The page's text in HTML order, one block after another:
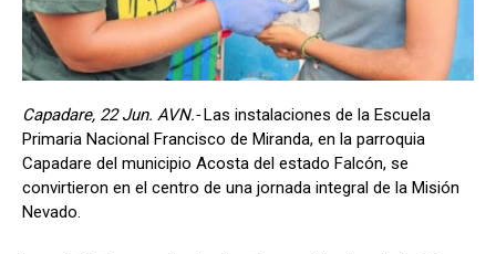
Capadare, 22 Jun. AVN.-Las instalaciones de la Escuela
Primaria Nacional Francisco de Miranda, en la parroquia
Capadare del municipio Acosta del estado Falcón, se
convirtieron en el centro de una jornada integral de la Misión
Nevado.